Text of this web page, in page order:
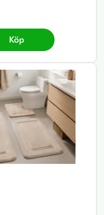
Köp